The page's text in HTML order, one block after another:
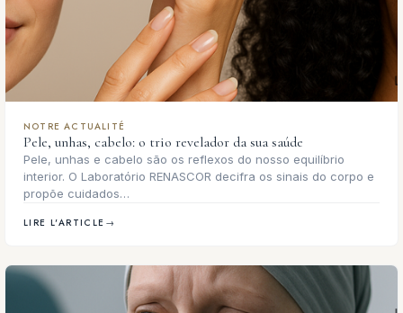
NOTRE ACTUALITÉ
Pele, unhas, cabelo: o trio revelador da sua saúde
Pele, unhas e cabelo são os reflexos do nosso equilíbrio
interior. O Laboratório RENASCOR decifra os sinais do corpo e
propõe cuidados…
LIRE L'ARTICLE →